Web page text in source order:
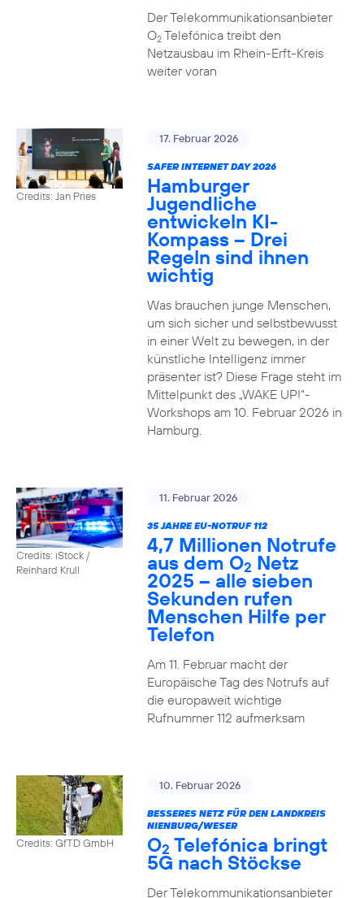
Der Telekommunikationsanbieter
O2Telefónica treibt den
Netzausbau im Rhein-Erft-Kreis
weiter voran
Credits: Jan Pries
17. Februar 2026
SAFER INTERNET DAY 2026
Hamburger
Jugendliche
entwickeln KI-
Kompass – Drei
Regeln sind ihnen
wichtig
Was brauchen junge Menschen,
um sich sicher und selbstbewusst
in einer Welt zu bewegen, in der
künstliche Intelligenz immer
präsenter ist? Diese Frage steht im
Mittelpunkt des „WAKE UP!“-
Workshops am 10. Februar 2026 in
Hamburg.
Credits: iStock /
Reinhard Krull
11. Februar 2026
35 JAHRE EU-NOTRUF 112
4,7 Millionen Notrufe
aus dem O2 Netz
2025 – alle sieben
Sekunden rufen
Menschen Hilfe per
Telefon
Am 11. Februar macht der
Europäische Tag des Notrufs auf
die europaweit wichtige
Rufnummer 112 aufmerksam
Credits: GfTD GmbH
10. Februar 2026
BESSERES NETZ FÜR DEN LANDKREIS
NIENBURG/WESER
O2 Telefónica bringt
5G nach Stöckse
Der Telekommunikationsanbieter